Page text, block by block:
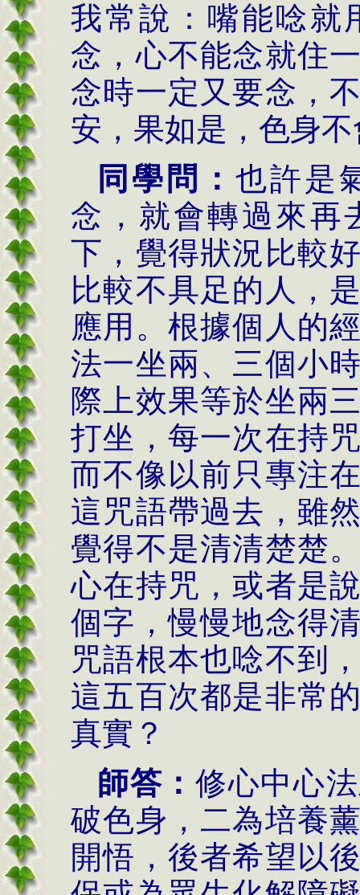
我常說：嘴能唸就
念，心不能念就住
念時一定又要念，
安，果如是，色身
同學問：也許是
念，就會轉過來再
下，覺得狀況比較
比較不具足的人，
應用。根據個人的
法一坐兩、三個小
際上效果等於坐兩
打坐，每一次在持
而不像以前只專注
這咒語帶過去，雖
覺得不是清清楚楚
心在持咒，或者是
個字，慢慢地念得
咒語根本也唸不到
這五百次都是非常
真實？
師答： 修心中心
破色身，二為培養
開悟，後者希望以